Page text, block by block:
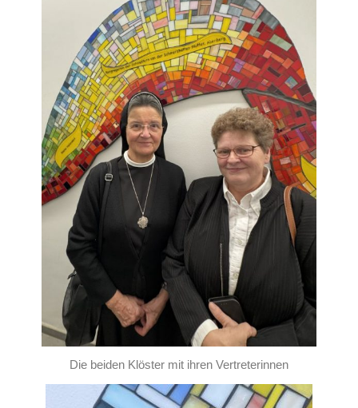
Die beiden Klöster mit ihren Vertreterinnen